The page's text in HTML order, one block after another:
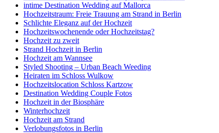
intime Destination Wedding auf Mallorca
Hochzeitstraum: Freie Trauung am Strand in Berlin
Schlichte Eleganz auf der Hochzeit
Hochzeitswochenende oder Hochzeitstag?
Hochzeit zu zweit
Strand Hochzeit in Berlin
Hochzeit am Wannsee
Styled Shooting – Urban Beach Weeding
Heiraten im Schloss Wulkow
Hochzeitslocation Schloss Kartzow
Destination Wedding Couple Fotos
Hochzeit in der Biosphäre
Winterhochzeit
Hochzeit am Strand
Verlobungsfotos in Berlin